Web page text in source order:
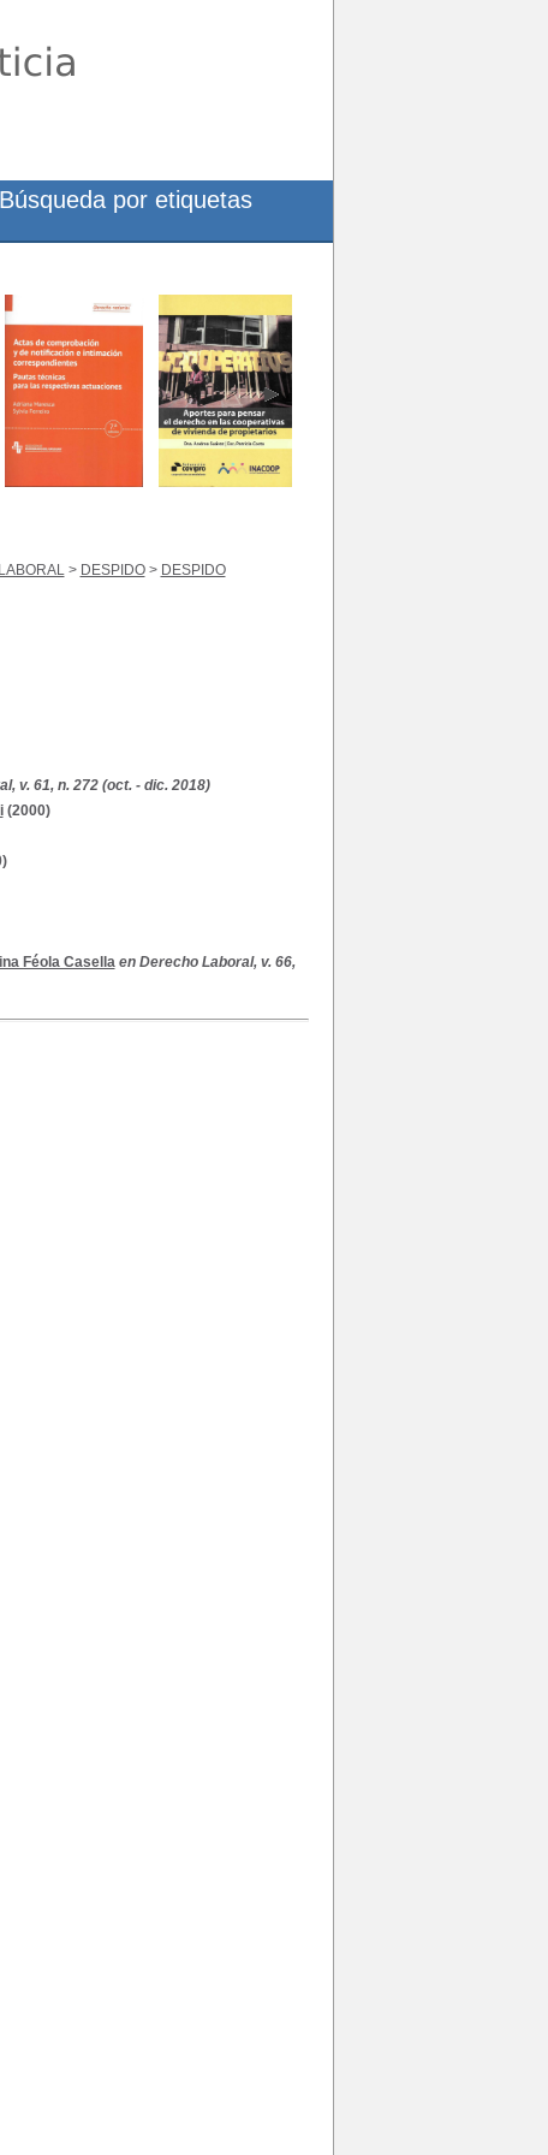
> DESPIDO> DESPIDO
v. 61, n. 272 (oct. - dic. 2018)
(2000)
Féola Casella en Derecho Laboral, v. 66,
Búsqueda por etiquetas